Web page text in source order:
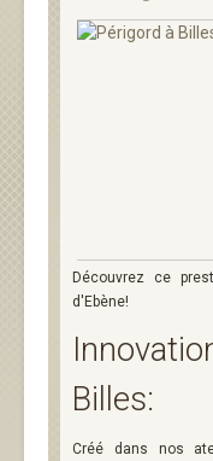
Découvrez ce
d'Ebène!
Billes:
Créé dans nos